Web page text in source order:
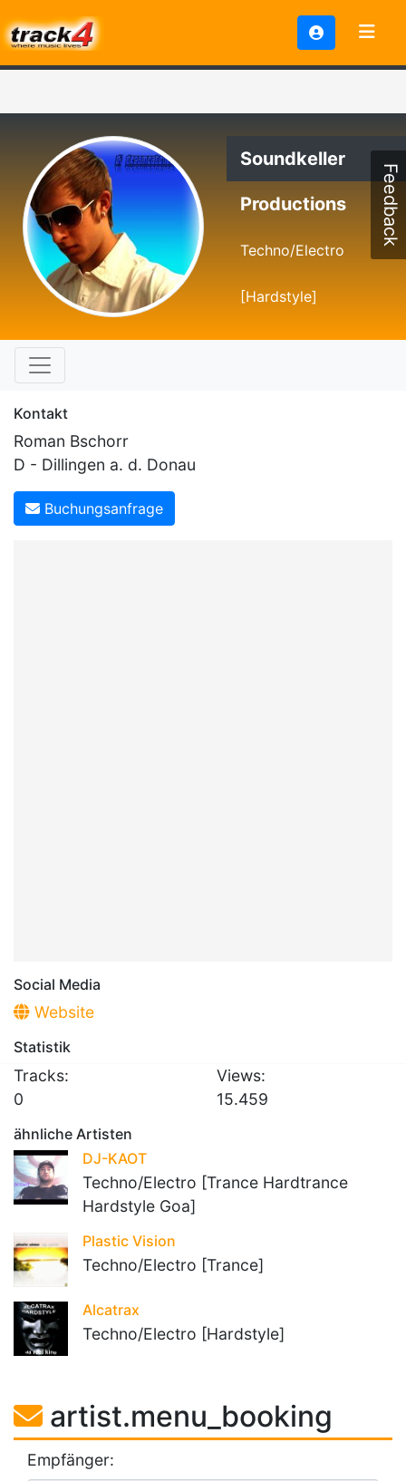
Soundkeller
Productions
Techno/Electro
[Hardstyle]
Kontakt
Roman Bschorr
D - Dillingen a. d. Donau
Buchungsanfrage
Social Media
Website
Statistik
Tracks:
0
Views:
15.459
ähnliche Artisten
DJ-KAOT
Techno/Electro [Trance Hardtrance
Hardstyle Goa]
Plastic Vision
Techno/Electro [Trance]
Alcatrax
Techno/Electro [Hardstyle]
artist.menu_booking
Empfänger:
Feedback